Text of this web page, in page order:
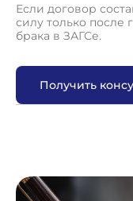
Если договор
силу только после
брака в ЗАГСе.
Получить консу